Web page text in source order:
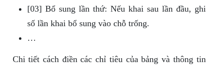
[03] Bổ sung lần thứ: Nếu khai sau lần đầu, ghi
số lần khai bổ sung vào chỗ trống.
…
Chi tiết cách điền các chỉ tiêu của bảng và thông tin